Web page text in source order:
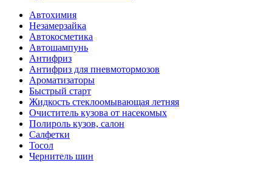
Автохимия
Незамерзайка
Автокосметика
Автошампунь
Антифриз
Антифриз для пневмотормозов
Ароматизаторы
Быстрый старт
Жидкость стеклоомывающая летняя
Очиститель кузова от насекомых
Полироль кузов, салон
Салфетки
Тосол
Чернитель шин